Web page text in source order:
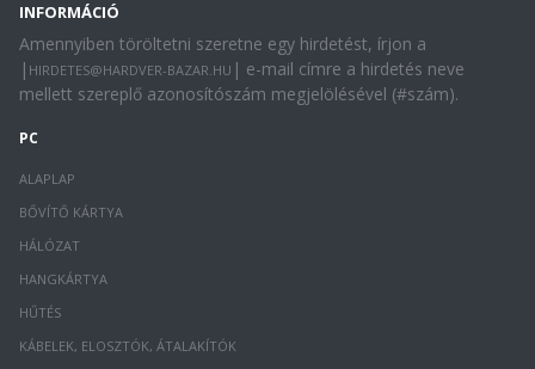
INFORMÁCIÓ
Amennyiben töröltetni szeretne egy hirdetést, írjon a
| HIRDETES@HARDVER-BAZAR.HU | e-mail címre a hirdetés neve
mellett szereplő azonosítószám megjelölésével (#szám).
PC
ALAPLAP
BŐVÍTŐ KÁRTYA
HÁLÓZAT
HANGKÁRTYA
HŰTÉS
KÁBELEK, ELOSZTÓK, ÁTALAKÍTÓK